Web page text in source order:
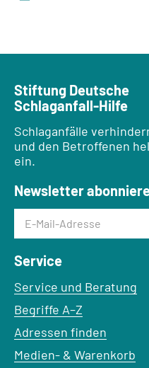
Stiftung Deutsche
Schlaganfall-Hilfe
Schlaganfälle
und den Betroffenen
ein.
Newsletter
E-Mail-Adresse
Service
Service und Beratung
Begriffe A–Z
Adressen finden
Medien- & Warenkorb